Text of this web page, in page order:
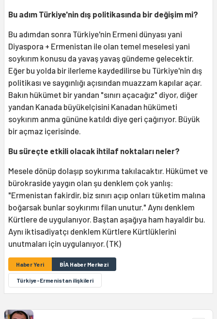
Bu adım Türkiye'nin dış politikasında bir değişim mi?
Bu adımdan sonra Türkiye'nin Ermeni dünyası yani
Diyaspora + Ermenistan ile olan temel meselesi yani
soykırım konusu da yavaş yavaş gündeme gelecektir.
Eğer bu yolda bir ilerleme kaydedilirse bu Türkiye'nin dış
politikası ve saygınlığı açısından muazzam kapılar açar.
Bakın hükümet bir yandan "sınırı açacağız" diyor, diğer
yandan Kanada büyükelçisini Kanadan hükümeti
soykırım anma gününe katıldı diye geri çağırıyor. Büyük
bir açmaz içerisinde.
Bu süreçte etkili olacak ihtilaf noktaları neler?
Mesele dönüp dolaşıp soykırıma takılacaktır. Hükümet ve
bürokraside yaygın olan şu denklem çok yanlış:
"Ermenistan fakirdir, biz sınırı açıp onları tüketim malına
boğarsak bunlar soykırımı filan unutur." Aynı denklem
Kürtlere de uygulanıyor. Baştan aşağıya ham hayaldir bu.
Aynı iktisadiyatçı denklem Kürtlere Kürtlüklerini
unutmaları için uygulanıyor. (TK)
Haber Yeri BİA Haber Merkezi
Türkiye-Ermenistan ilişkileri